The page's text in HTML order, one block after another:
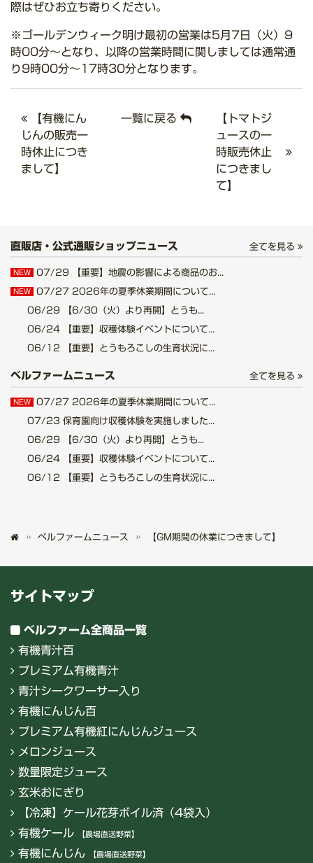
際はぜひお立ち寄りください。
※ゴールデンウィーク明け最初の営業は5月7日（火）9
時00分～となり、以降の営業時間に関しましては通常通
り9時00分～17時30分となります。
【有機にん
じんの販売一
時休止につき
まして】
一覧に戻る
【トマトジ
ュースの一
時販売休止
につきまし
て】
直販店・公式通販ショップニュース 全てを見る
NEW 07/29 【重要】地震の影響による商品のお...
NEW 07/27 2026年の夏季休業期間について...
06/29 【6/30（火）より再開】とうも...
06/24 【重要】収穫体験イベントについて...
06/12 【重要】とうもろこしの生育状況に...
ベルファームニュース 全てを見る
NEW 07/27 2026年の夏季休業期間について...
07/23 保育園向け収穫体験を実施しました...
06/29 【6/30（火）より再開】とうも...
06/24 【重要】収穫体験イベントについて...
06/12 【重要】とうもろこしの生育状況に...
ベルファームニュース 【GM期間の休業につきまして】
サイトマップ
ベルファーム全商品一覧
有機青汁百
プレミアム有機青汁
青汁シークワーサー入り
有機にんじん百
プレミアム有機紅にんじんジュース
メロンジュース
数量限定ジュース
玄米おにぎり
【冷凍】ケール花芽ボイル済（4袋入）
有機ケール
【農場直送野菜】
有機にんじん 【農場直送野菜】